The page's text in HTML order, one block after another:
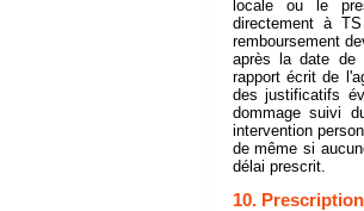
locale ou le
directement à
remboursement
après la date de
rapport écrit de
des justificatifs
dommage suivi
intervention
de même si
délai prescrit.
10.